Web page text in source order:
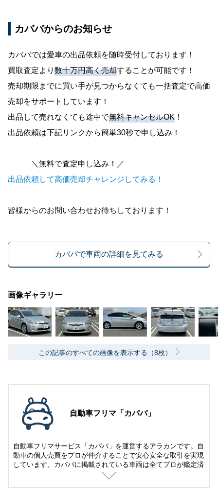
カババからのお知らせ
カババでは愛車の出品依頼を随時受付しております！
買取査定より 数十万円高く売却することが可能です！
売却期限までに買い手が見つからなくても一括査定で高価
売却をサポートしています！
出品して売れなくても途中で無料キャンセルOK ！
出品依頼は下記リンクから簡単30秒で申し込み！
＼無料で査定申し込み！／
出品依頼して高価売却チャレンジしてみる！
皆様からのお問い合わせお待ちしております！
カババで車両の詳細を見てみる
画像ギャラリー
この記事のすべての画像を表示する（8枚）
自動車フリマ「カババ」
自動車フリマサービス「カババ」を運営するアラカンです。自
動車の個人売買をプロが仲介することで安心安全な取引を実現
しています。カババに掲載されている車両は全てプロが鑑定済